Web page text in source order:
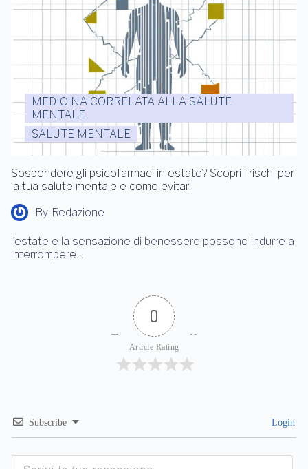
MEDICINA CORRELATA ALLA SALUTE
MENTALE
SALUTE MENTALE
Sospendere gli psicofarmaci in estate? Scopri i rischi per
la tua salute mentale e come evitarli
By Redazione
l’estate e la sensazione di benessere possono indurre a
interrompere…
0
Article Rating
Subscribe Login